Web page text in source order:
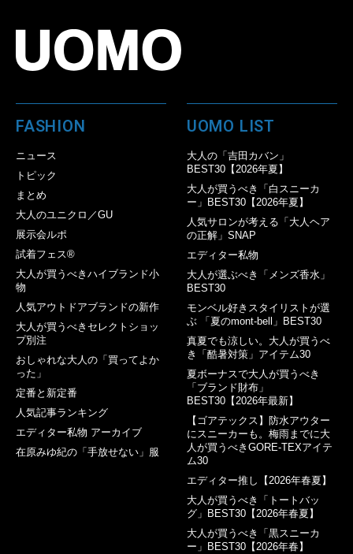
FASHION
ニュース
トピック
まとめ
大人のユニクロ／GU
展示会ルポ
試着フェス®︎
大人が買うべきハイブランド小
物
人気アウトドアブランドの新作
大人が買うべきセレクトショッ
プ別注
おしゃれな大人の「買ってよか
った」
定番と新定番
人気記事ランキング
エディター私物 アーカイブ
在原みゆ紀の「手放せない」服
UOMO LIST
大人の「吉田カバン」
BEST30【2026年夏】
大人が買うべき「白スニーカ
ー」BEST30【2026年夏】
人気サロンが考える「大人ヘア
の正解」SNAP
エディター私物
大人が選ぶべき「メンズ香水」
BEST30
モンベル好きスタイリストが選
ぶ 「夏のmont-bell」BEST30
真夏でも涼しい。大人が買うべ
き「酷暑対策」アイテム30
夏ボーナスで大人が買うべき
「ブランド財布」
BEST30【2026年最新】
【ゴアテックス】防水アウター
にスニーカーも。梅雨までに大
人が買うべきGORE-TEXアイテ
ム30
エディター推し【2026年春夏】
大人が買うべき「トートバッ
グ」BEST30【2026年春夏】
大人が買うべき「黒スニーカ
ー」BEST30【2026年春】